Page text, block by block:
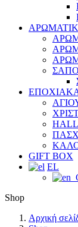
GIFT BOX
EL
Shop
Αρχική